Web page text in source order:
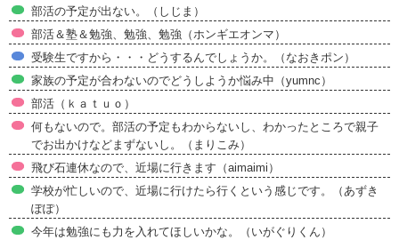
部活の予定が出ない。（しじま）
部活＆塾＆勉強、勉強、勉強（ホンギエオンマ）
受験生ですから・・・どうするんでしょうか。（なおきポン）
家族の予定が合わないのでどうしようか悩み中（yumnc）
部活（ｋａｔｕｏ）
何もないので。部活の予定もわからないし、わかったところで親子
でお出かけなどまずないし。（まりこみ）
飛び石連休なので、近場に行きます（aimaimi）
学校が忙しいので、近場に行けたら行くという感じです。（あずき
ぽぽ）
今年は勉強にも力を入れてほしいかな。（いがぐりくん）